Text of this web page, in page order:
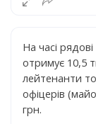
На часі
отримує 10,5
лейтенанти
офіцерів
грн.